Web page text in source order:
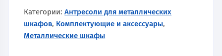
Категории:Антресоли для металлических
шкафов, Комплектующие и аксессуары,
Металлические шкафы